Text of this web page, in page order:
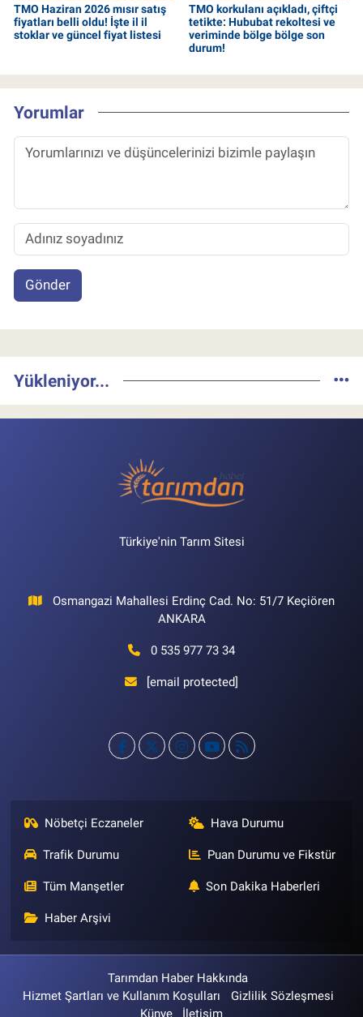
TMO Haziran 2026 mısır satış
fiyatları belli oldu! İşte il il
stoklar ve güncel fiyat listesi
TMO korkulanı açıkladı, çiftçi
tetikte: Hububat rekoltesi ve
veriminde bölge bölge son
durum!
Yorumlar
Gönder
Yükleniyor...
Türkiye'nin Tarım Sitesi
Osmangazi Mahallesi Erdinç Cad. No: 51/7 Keçiören
ANKARA
0 535 977 73 34
[email protected]
Nöbetçi Eczaneler Hava Durumu
Trafik Durumu Puan Durumu ve Fikstür
Tüm Manşetler Son Dakika Haberleri
Haber Arşivi
Tarımdan Haber Hakkında
Hizmet Şartları ve Kullanım Koşulları
Gizlilik Sözleşmesi
Künye
İletişim